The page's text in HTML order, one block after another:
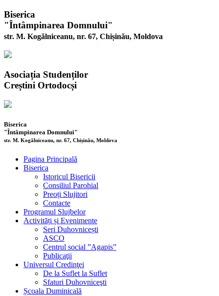
Biserica
"Întâmpinarea Domnului"
str. M. Kogălniceanu, nr. 67, Chișinău, Moldova
Asociația Studenților
Creștini Ortodocși
Biserica
"Întâmpinarea Domnului"
str. M. Kogălniceanu, nr. 67, Chișinău, Moldova
Pagina Principală
Biserica
Istoricul Bisericii
Consiliul Parohial
Preoți Slujitori
Contacte
Programul Slujbelor
Activități și Evenimente
Seri Duhovnicești
ASCO
Centrul social ”Agapis”
Publicaţii
Universul Credinţei
De la Suflet la Suflet
Sfaturi Duhovniceşti
Școala Duminicală